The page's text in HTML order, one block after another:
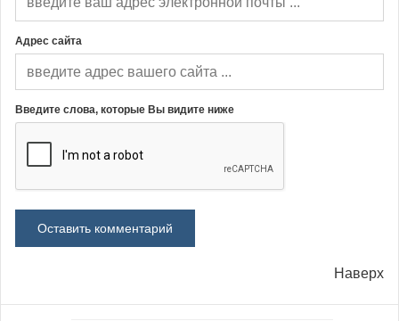
Адрес сайта
Введите слова, которые Вы видите ниже
Наверх